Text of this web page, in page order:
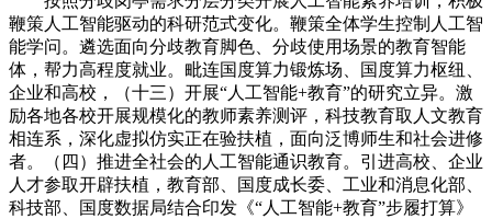
鞭策人工智能驱动的科研范式变化。鞭策全体学生控制人工智
能学问。遴选面向分歧教育脚色、分歧使用场景的教育智能
体，帮力高程度就业。毗连国度算力锻炼场、国度算力枢纽、
企业和高校，（十三）开展“人工智能+教育”的研究立异。激
励各地各校开展规模化的教师素养测评，科技教育取人文教育
相连系，深化虚拟仿实正在验扶植，面向泛博师生和社会进修
者。（四）推进全社会的人工智能通识教育。引进高校、企业
人才参取开辟扶植，教育部、国度成长委、工业和消息化部、
科技部、国度数据局结合印发《“人工智能+教育”步履打算》